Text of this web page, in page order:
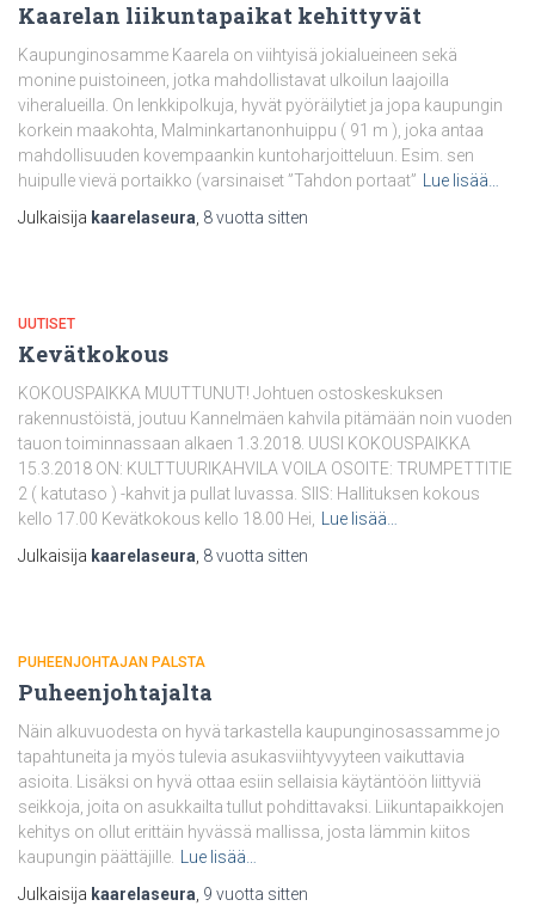
Kaarelan liikuntapaikat kehittyvät
Kaupunginosamme Kaarela on viihtyisä jokialueineen sekä
monine puistoineen, jotka mahdollistavat ulkoilun laajoilla
viheralueilla. On lenkkipolkuja, hyvät pyöräilytiet ja jopa kaupungin
korkein maakohta, Malminkartanonhuippu ( 91 m ), joka antaa
mahdollisuuden kovempaankin kuntoharjoitteluun. Esim. sen
huipulle vievä portaikko (varsinaiset ”Tahdon portaat”
Lue lisää…
Julkaisija kaarelaseura 8 vuotta sitten
UUTISET
Kevätkokous
KOKOUSPAIKKA MUUTTUNUT! Johtuen ostoskeskuksen
rakennustöistä, joutuu Kannelmäen kahvila pitämään noin vuoden
tauon toiminnassaan alkaen 1.3.2018. UUSI KOKOUSPAIKKA
15.3.2018 ON: KULTTUURIKAHVILA VOILA OSOITE: TRUMPETTITIE
2 ( katutaso ) -kahvit ja pullat luvassa. SIIS: Hallituksen kokous
kello 17.00 Kevätkokous kello 18.00 Hei,
Lue lisää…
Julkaisija kaarelaseura 8 vuotta sitten
PUHEENJOHTAJAN PALSTA
Puheenjohtajalta
Näin alkuvuodesta on hyvä tarkastella kaupunginosassamme jo
tapahtuneita ja myös tulevia asukasviihtyvyyteen vaikuttavia
asioita. Lisäksi on hyvä ottaa esiin sellaisia käytäntöön liittyviä
seikkoja, joita on asukkailta tullut pohdittavaksi. Liikuntapaikkojen
kehitys on ollut erittäin hyvässä mallissa, josta lämmin kiitos
kaupungin päättäjille.
Lue lisää…
Julkaisija kaarelaseura 9 vuotta sitten